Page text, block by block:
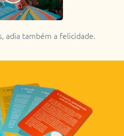
adia também a felicidade.